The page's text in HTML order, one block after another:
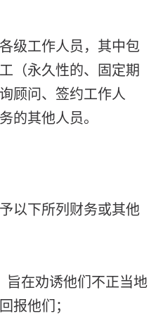
工作人员，其中包
（永久性的、固定期
顾问、签约工作人
的其他人员。
下所列财务或其他
在劝诱他们不正当地
报他们；